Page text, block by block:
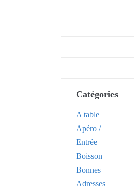
Catégories
A table
Apéro /
Entrée
Boisson
Bonnes
Adresses